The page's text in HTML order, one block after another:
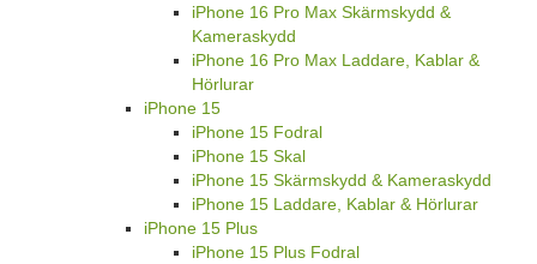
iPhone 16 Pro Max Skärmskydd &
Kameraskydd
iPhone 16 Pro Max Laddare, Kablar &
Hörlurar
iPhone 15
iPhone 15 Fodral
iPhone 15 Skal
iPhone 15 Skärmskydd & Kameraskydd
iPhone 15 Laddare, Kablar & Hörlurar
iPhone 15 Plus
iPhone 15 Plus Fodral